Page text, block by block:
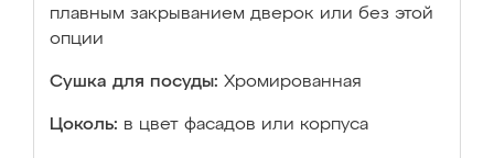
плавным закрыванием дверок или без этой
опции
Сушка для посуды: Хромированная
Цоколь: в цвет фасадов или корпуса